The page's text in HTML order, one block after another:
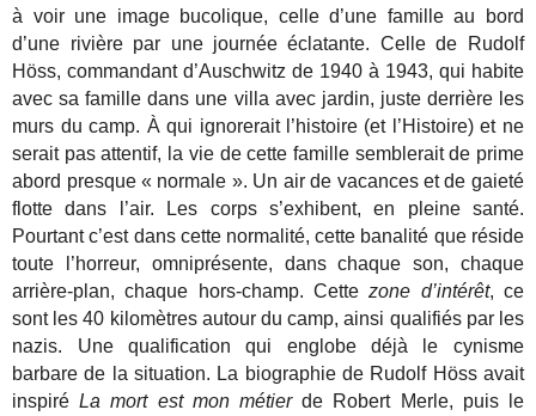
à voir une image bucolique, celle d’une famille au bord
d’une rivière par une journée éclatante. Celle de Rudolf
Höss, commandant d’Auschwitz de 1940 à 1943, qui habite
avec sa famille dans une villa avec jardin, juste derrière les
murs du camp. À qui ignorerait l’histoire (et l’Histoire) et ne
serait pas attentif, la vie de cette famille semblerait de prime
abord presque « normale ». Un air de vacances et de gaieté
flotte dans l’air. Les corps s’exhibent, en pleine santé.
Pourtant c’est dans cette normalité, cette banalité que réside
toute l’horreur, omniprésente, dans chaque son, chaque
arrière-plan, chaque hors-champ. Cettezone d’intérêt, ce
sont les 40 kilomètres autour du camp, ainsi qualifiés par les
nazis. Une qualification qui englobe déjà le cynisme
barbare de la situation. La biographie de Rudolf Höss avait
inspiréLa mort est mon métierde Robert Merle, puis le